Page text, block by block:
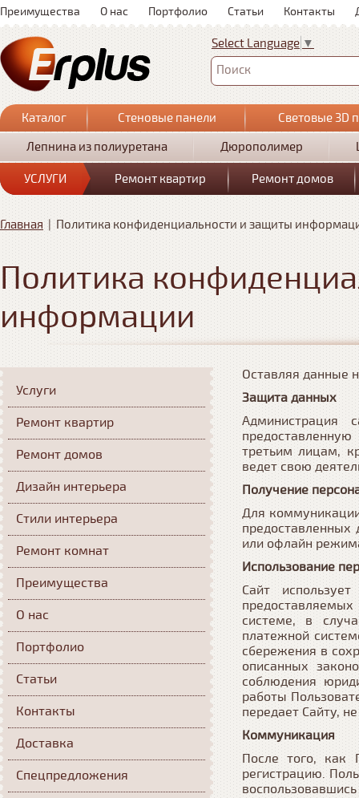
Преимущества О нас Портфолио Статьи Контакты
Select Language ▼
Поиск
Каталог Стеновые панели
Световые 3D
Лепнина из полиуретана
Дюрополимер
УСЛУГИ Ремонт квартир Ремонт домов
Главная | Политика конфиденциальности и защиты
Политика
информации
Оставляя данные
Защита данных
Администрация
третьим лицам,
ведет свою
Получение
Для
предоставленных
или офлайн
Использование
Сайт
системе, в
платежной
сбережения в
описанных
соблюдения
работы
передает Сайту,
Коммуникация
После того, как
регистрацию.
Услуги
Ремонт квартир
Ремонт домов
Дизайн интерьера
Стили интерьера
Ремонт комнат
Преимущества
О нас
Портфолио
Статьи
Контакты
Доставка
Спецпредложения